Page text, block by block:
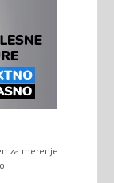
za merenje